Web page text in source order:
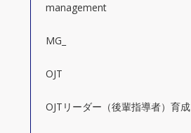
management
MG_
OJT
OJTリーダー（後輩指導者）育成